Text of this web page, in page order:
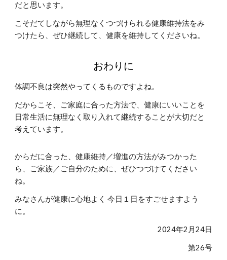
だと思います。
こそだてしながら無理なくつづけられる健康維持法をみ
つけたら、ぜひ継続して、健康を維持してくださいね。
おわりに
体調不良は突然やってくるものですよね。
だからこそ、ご家庭に合った方法で、健康にいいことを
日常生活に無理なく取り入れて継続することが大切だと
考えています。
からだに合った、健康維持／増進の方法がみつかった
ら、ご家族／ご自分のために、ぜひつづけてください
ね。
みなさんが健康に心地よく 今日１日をすごせますよう
に。
2024年2月24日
第26号